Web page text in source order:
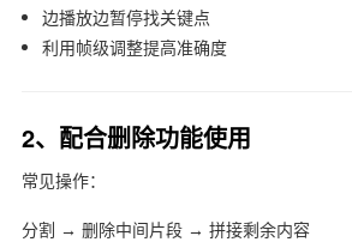
边播放边暂停找关键点
利用帧级调整提高准确度
2、配合删除功能使用
常见操作：
分割 → 删除中间片段 → 拼接剩余内容